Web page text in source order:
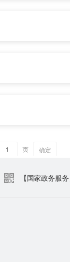
【国家政务服